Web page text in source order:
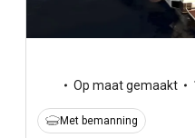
Op maat gemaakt
Met bemanning